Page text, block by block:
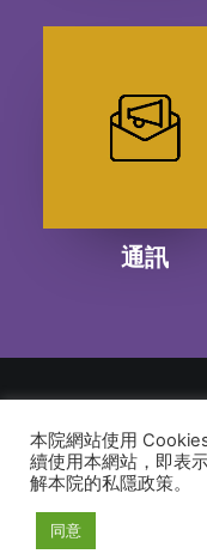
通訊
© 2026 建道神學院
本院網站使用
續使用本網站，即表
解本院的私隱政策。
同意